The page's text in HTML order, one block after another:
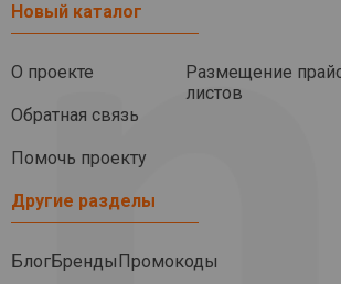
Новый каталог
О проекте
Обратная связь
Помочь проекту
Размещение
листов
Другие разделы
БлогБрендыПромокоды